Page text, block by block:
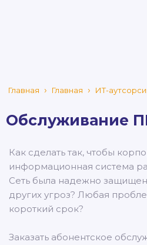
Главная Главная ИТ-
Обслуживание
Как сделать так, чтобы
информационная система
Сеть была надежно
других угроз? Любая
короткий срок?
Заказать абонентское